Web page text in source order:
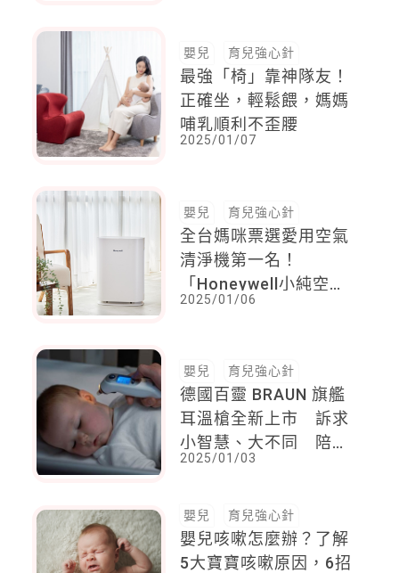
嬰兒 育兒強心針
最強「椅」靠神隊友！
正確坐，輕鬆餵，媽媽
哺乳順利不歪腰
2025/01/07
嬰兒 育兒強心針
全台媽咪票選愛用空氣
清淨機第一名！
「Honeywell小純空氣
清淨機」榮獲年度菁品
2025/01/06
嬰兒 育兒強心針
德國百靈 BRAUN 旗艦
耳溫槍全新上市 訴求
小智慧、大不同 陪伴
成長的每一刻
2025/01/03
嬰兒 育兒強心針
嬰兒咳嗽怎麼辦？了解
5大寶寶咳嗽原因，6招